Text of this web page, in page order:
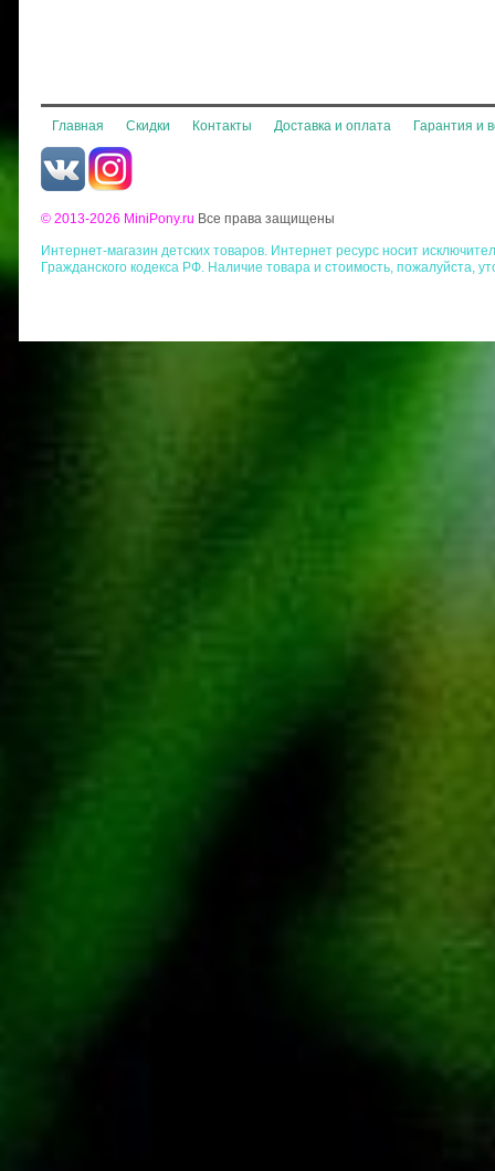
Главная Скидки Контакты Доставка и оплата Гарантия и
© 2013-2026 MiniPony.ru Все права защищены
Интернет-магазин детских товаров. Интернет ресурс носит
Гражданского кодекса РФ. Наличие товара и стоимость, пожалуйста,